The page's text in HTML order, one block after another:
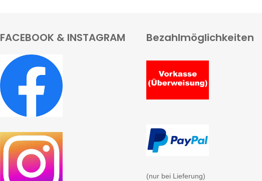
FACEBOOK & INSTAGRAM Bezahlmöglichkeiten
(nur bei Lieferung)